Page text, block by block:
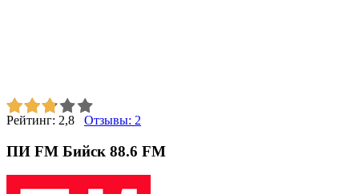
Рейтинг: 2,8 Отзывы: 2
ПИ FM Бийск 88.6 FM